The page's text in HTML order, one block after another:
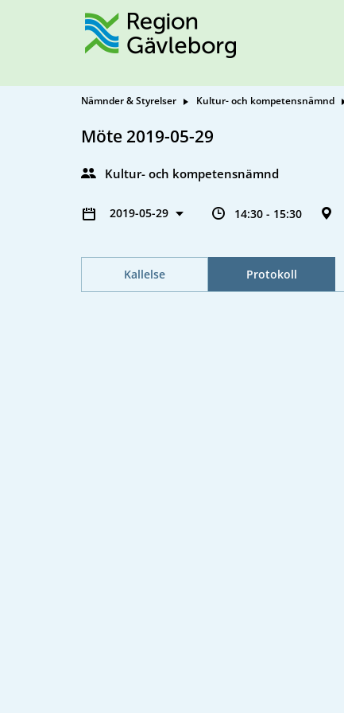
Nämnder & Styrelser Kultur- och kompetensnämnd
Möte 2019-05-29
Kultur- och kompetensnämnd
2019-05-29 14:30 - 15:30
Kallelse Protokoll